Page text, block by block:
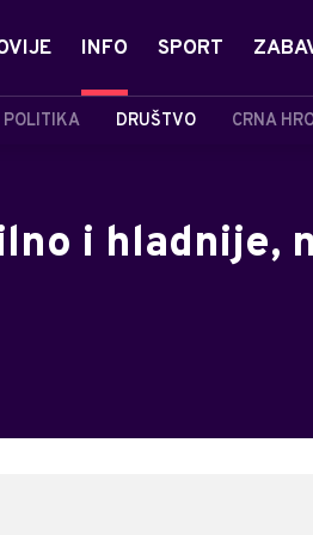
INFO
POLITIKA DRUŠTVO CRNA
SPORT
i hladnije,